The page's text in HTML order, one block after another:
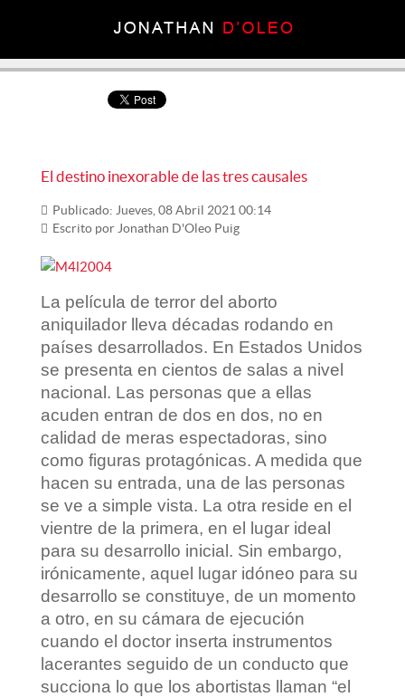
El destino inexorable de las tres causales
Publicado: Jueves, 08 Abril 2021 00:14
Escrito por Jonathan D'Oleo Puig
La película de terror del aborto
aniquilador lleva décadas rodando en
países desarrollados. En Estados Unidos
se presenta en cientos de salas a nivel
nacional. Las personas que a ellas
acuden entran de dos en dos, no en
calidad de meras espectadoras, sino
como figuras protagónicas. A medida que
hacen su entrada, una de las personas
se ve a simple vista. La otra reside en el
vientre de la primera, en el lugar ideal
para su desarrollo inicial. Sin embargo,
irónicamente, aquel lugar idóneo para su
desarrollo se constituye, de un momento
a otro, en su cámara de ejecución
cuando el doctor inserta instrumentos
lacerantes seguido de un conducto que
succiona lo que los abortistas llaman “el